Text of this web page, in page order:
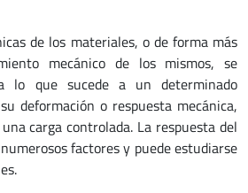
de los materiales, o de forma más
mecánico de los mismos, se
lo que sucede a un determinado
deformación o respuesta mecánica,
carga controlada. La respuesta del
factores y puede estudiarse